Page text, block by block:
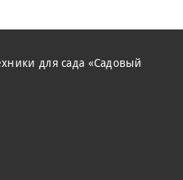
для сада «Садовый